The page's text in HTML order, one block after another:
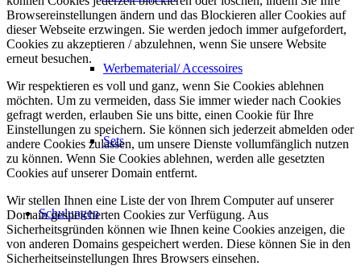
Werbematerial/ Accessoires
Sets
Schulungen
Browsereinstellungen ändern und das Blockieren aller Cookies auf
dieser Webseite erzwingen. Sie werden jedoch immer aufgefordert,
Cookies zu akzeptieren / abzulehnen, wenn Sie unsere Website
erneut besuchen.
Wir respektieren es voll und ganz, wenn Sie Cookies ablehnen
möchten. Um zu vermeiden, dass Sie immer wieder nach Cookies
gefragt werden, erlauben Sie uns bitte, einen Cookie für Ihre
Einstellungen zu speichern. Sie können sich jederzeit abmelden oder
andere Cookies zulassen, um unsere Dienste vollumfänglich nutzen
zu können. Wenn Sie Cookies ablehnen, werden alle gesetzten
Cookies auf unserer Domain entfernt.
Wir stellen Ihnen eine Liste der von Ihrem Computer auf unserer
Domain gespeicherten Cookies zur Verfügung. Aus
Sicherheitsgründen können wie Ihnen keine Cookies anzeigen, die
von anderen Domains gespeichert werden. Diese können Sie in den
Sicherheitseinstellungen Ihres Browsers einsehen.